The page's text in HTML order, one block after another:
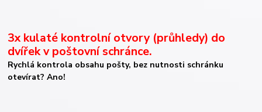
3x kulaté kontrolní otvory (průhledy) do
dvířek v poštovní schránce.
Rychlá kontrola obsahu pošty, bez nutnosti schránku
otevírat? Ano!